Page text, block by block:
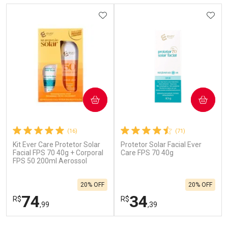
Ativar Desconto
Por R$ 664,02/cada
Comprar sem Desconto
Ativar Desconto
(16)
Kit Ever Care Protetor Solar
Facial FPS 70 40g + Corporal
FPS 50 200ml Aerossol
R$74,99
20% OFF
ADICIONAR AOS FAVORITOS
COMPRAR
(71)
Protetor Solar Facial Ever
Care FPS 70 40g
R$34,39
20% OFF
COMPRAR